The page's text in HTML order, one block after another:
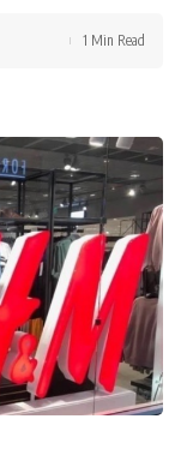
1 Min Read